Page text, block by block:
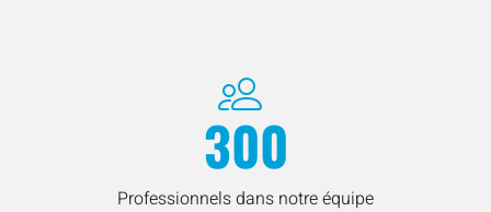
300
Professionnels dans notre équipe